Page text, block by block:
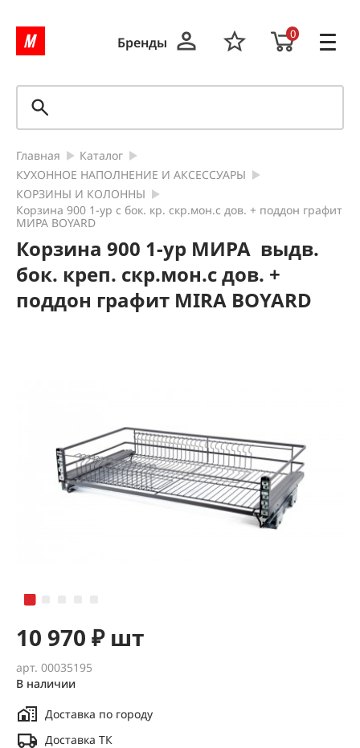
Бренды
0
Главная
Каталог
КУХОННОЕ НАПОЛНЕНИЕ И АКСЕССУАРЫ
КОРЗИНЫ И КОЛОННЫ
Корзина 900 1-ур с бок. кр. скр.мон.с дов. + поддон графит
МИРА BOYARD
Корзина 900 1-ур МИРА выдв.
бок. креп. скр.мон.с дов. +
поддон графит MIRA BOYARD
арт. 00035195
В наличии
Доставка по городу
Доставка ТК
10 970 ₽ шт